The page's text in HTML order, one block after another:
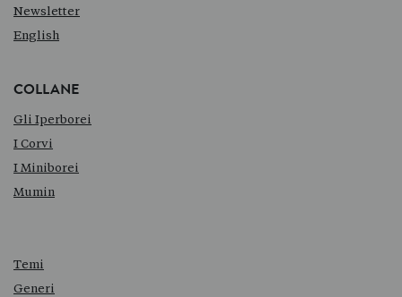
Newsletter
English
COLLANE
Gli Iperborei
I Corvi
I Miniborei
Mumin
Temi
Generi